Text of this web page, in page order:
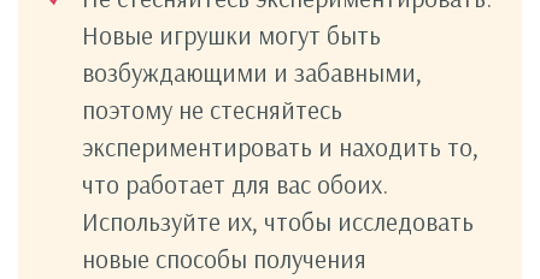
Новые игрушки могут быть
возбуждающими и забавными,
поэтому не стесняйтесь
экспериментировать и находить то,
что работает для вас обоих.
Используйте их, чтобы исследовать
новые способы получения